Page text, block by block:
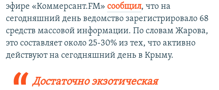
эфире «Коммерсант.FM» сообщил, что на
сегодняшний день ведомство зарегистрировало 68
средств массовой информации. По словам Жарова,
это составляет около 25-30% из тех, что активно
действуют на сегодняшний день в Крыму.
Достаточно экзотическая